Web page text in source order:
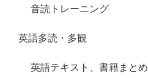
音読トレーニング
英語多読・多観
英語テキスト、書籍まとめ